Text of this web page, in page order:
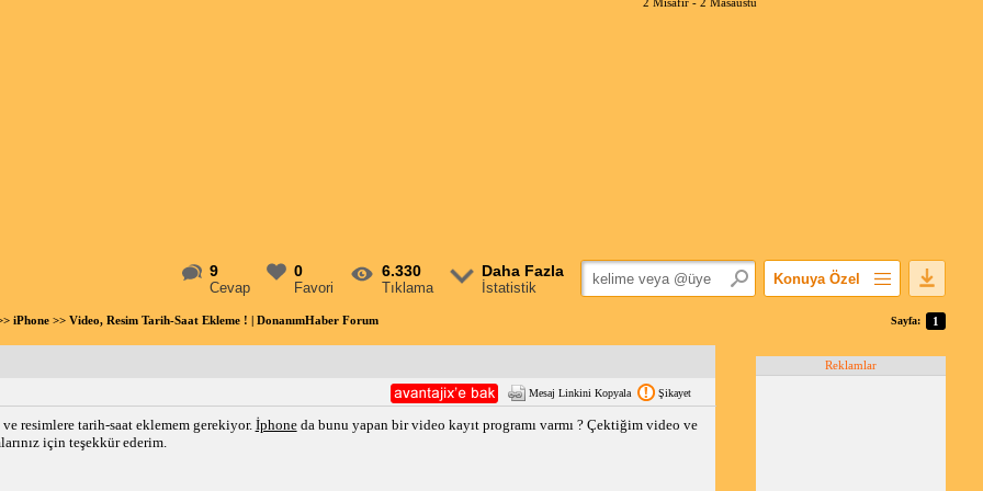
9
Cevap
0
Favori
6.330
Tıklama
Daha Fazla
İstatistik
Konuya Özel
Popüler Mesajlar
iPhone>> Video, Resim Tarih-Saat Ekleme ! | DonanımHaber Forum Sayfa: 1
Mesaj Linkini Kopyala Şikayet
resimlere tarih-saat eklemem gerekiyor. İphoneda bunu yapan bir video kayıt programı varmı ? Çektiğim video ve
için teşekkür ederim.
Reklamlar